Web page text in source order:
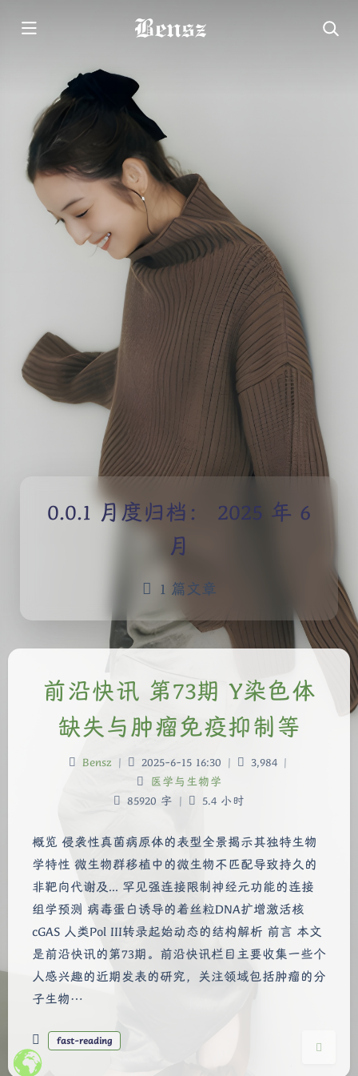
夜间模式
浅阴影 深阴影
关闭 日落 暗化 灰度
月度归档： 2025 年 6
月
1 篇文章
前沿快讯 第73期 Y染色体
缺失与肿瘤免疫抑制等
Bensz | 2025-6-15 16:30 | 3,984 |
医学与生物学
85920 字 | 5.4 小时
概览 侵袭性真菌病原体的表型全景揭示其独特生物
学特性 微生物群移植中的微生物不匹配导致持久的
非靶向代谢及... 罕见强连接限制神经元功能的连接
组学预测 病毒蛋白诱导的着丝粒DNA扩增激活核
cGAS 人类Pol III转录起始动态的结构解析 前言 本文
是前沿快讯的第73期。前沿快讯栏目主要收集一些个
人感兴趣的近期发表的研究，关注领域包括肿瘤的分
子生物…
fast-reading